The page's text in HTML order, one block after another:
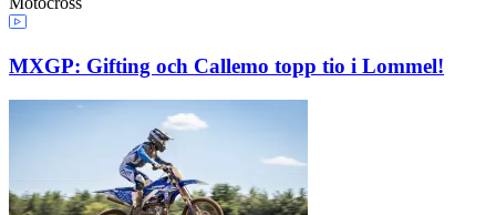
MXGP: Gifting och Callemo topp tio i Lommel!